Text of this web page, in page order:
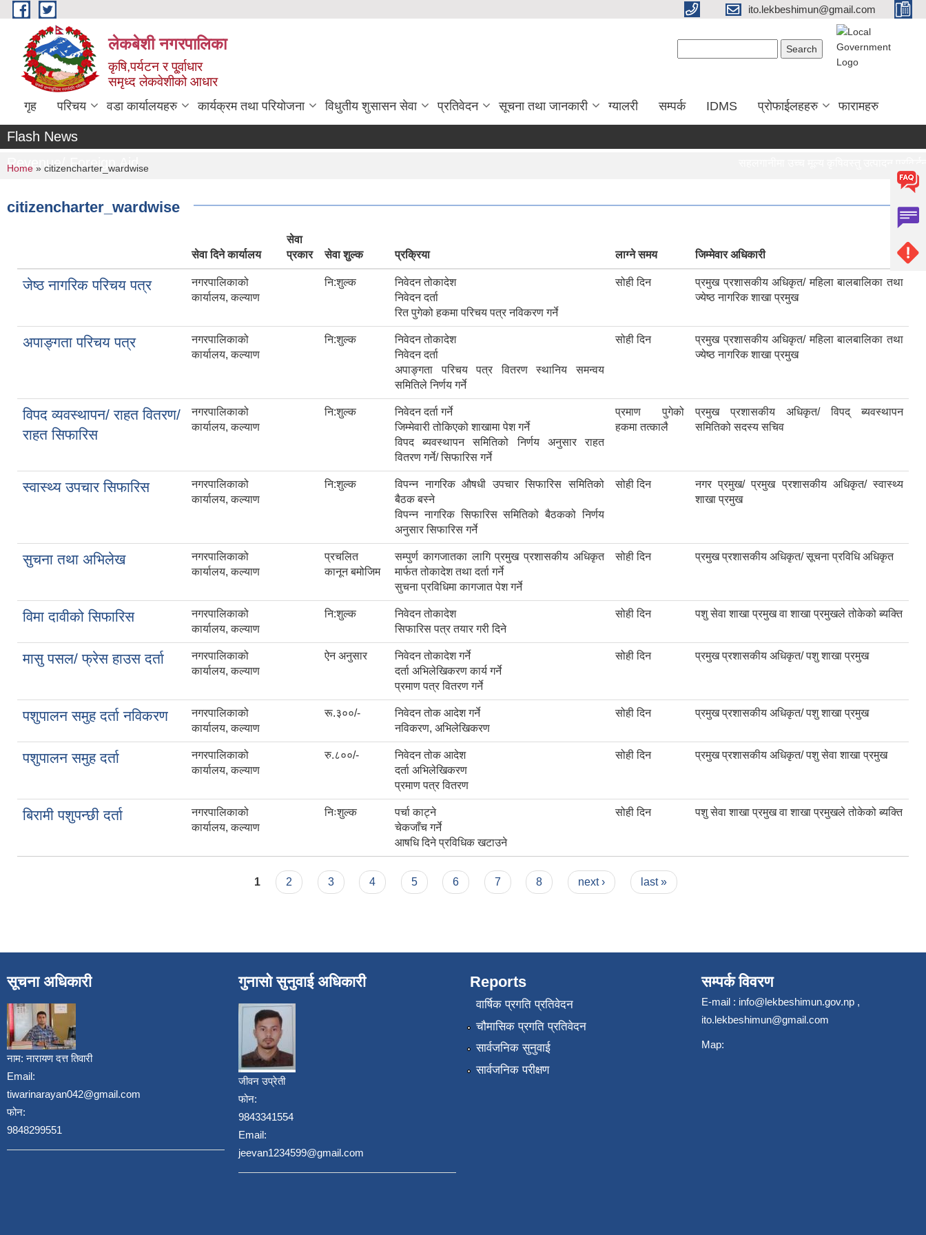
Skip to main content ito.lekbeshimun@gmail.com
लेकबेशी नगरपालिका
कृषि,पर्यटन र पू्र्वाधार
समृध्द लेकवेशीको आधार
गृह परिचय वडा कार्यालयहरु कार्यक्रम तथा परियोजना विधुतीय शुसासन सेवा प्रतिवेदन सूचना तथा जानकारी ग्यालरी सम्पर्क IDMS प्रोफाईलहहरु फारामहरु
Flash News
Revenue/ Foreign Aid
You are here
Home » citizencharter_wardwise
citizencharter_wardwise
सेवा दिने कार्यालय
सेवा
प्रकार
सेवा शुल्क प्रक्रिया लाग्ने समय जिम्मेवार अधिकारी
जेष्ठ नागरिक परिचय पत्र
नगरपालिकाको
कार्यालय, कल्याण
नि:शुल्क
निवेदन तोकादेश
निवेदन दर्ता
रित पुगेको हकमा परिचय पत्र नविकरण गर्ने
सोही दिन
प्रमुख प्रशासकीय अधिकृत/ महिला बालबालिका तथा
ज्येष्ठ नागरिक शाखा प्रमुख
अपाङ्गता परिचय पत्र
नगरपालिकाको
कार्यालय, कल्याण
नि:शुल्क
निवेदन तोकादेश
निवेदन दर्ता
अपाङ्गता परिचय पत्र वितरण स्थानिय समन्वय
समितिले निर्णय गर्ने
सोही दिन
प्रमुख प्रशासकीय अधिकृत/ महिला बालबालिका तथा
ज्येष्ठ नागरिक शाखा प्रमुख
विपद व्यवस्थापन/ राहत वितरण/
राहत सिफारिस
नगरपालिकाको
कार्यालय, कल्याण
नि:शुल्क
निवेदन दर्ता गर्ने
जिम्मेवारी तोकिएको शाखामा पेश गर्ने
विपद ब्यवस्थापन समितिको निर्णय अनुसार राहत
वितरण गर्ने/ सिफारिस गर्ने
प्रमाण पुगेको
हकमा तत्कालै
प्रमुख प्रशासकीय अधिकृत/ विपद् ब्यवस्थापन
समितिको सदस्य सचिव
स्वास्थ्य उपचार सिफारिस
नगरपालिकाको
कार्यालय, कल्याण
नि:शुल्क
विपन्न नागरिक ‍औषधी उपचार सिफारिस समितिको
बैठक बस्ने
विपन्न नागरिक सिफारिस समितिको बैठकको निर्णय
अनुसार सिफारिस गर्ने
सोही दिन
नगर प्रमुख/ प्रमुख प्रशासकीय अधिकृत/ स्वास्थ्य
शाखा प्रमुख
सुचना तथा अभिलेख
नगरपालिकाको
कार्यालय, कल्याण
प्रचलित
कानून बमोजिम
सम्पुर्ण कागजातका लागि प्रमुख प्रशासकीय अधिकृत
मार्फत तोकादेश तथा दर्ता गर्ने
सुचना प्रविधिमा कागजात पेश गर्ने
सोही दिन प्रमुख प्रशासकीय अधिकृत/ सूचना प्रविधि अधिकृत
विमा दावीको सिफारिस
नगरपालिकाको
कार्यालय, कल्याण
नि:शुल्क
निवेदन तोकादेश
सिफारिस पत्र तयार गरी दिने
सोही दिन पशु सेवा शाखा प्रमुख वा शाखा प्रमुखले तोकेको ब्यक्ति
मासु पसल/ फ्रेस हाउस दर्ता
नगरपालिकाको
कार्यालय, कल्याण
ऐन अनुसार
निवेदन तोकादेश गर्ने
दर्ता अभिलेखिकरण कार्य गर्ने
प्रमाण पत्र वितरण गर्ने
सोही दिन प्रमुख प्रशासकीय अधिकृत/ पशु शाखा प्रमुख
पशुपालन समुह दर्ता नविकरण
नगरपालिकाको
कार्यालय, कल्याण
रू.३००/-
निवेदन तोक आदेश गर्ने
नविकरण, अभिलेखिकरण
सोही दिन प्रमुख प्रशासकीय अधिकृत/ पशु शाखा प्रमुख
पशुपालन समुह दर्ता
नगरपालिकाको
कार्यालय, कल्याण
रु.८००/-
निवेदन तोक आदेश
दर्ता अभिलेखिकरण
प्रमाण पत्र वितरण
सोही दिन प्रमुख प्रशासकीय अधिकृत/ पशु सेवा शाखा प्रमुख
बिरामी पशुपन्छी दर्ता
नगरपालिकाको
कार्यालय, कल्याण
निःशुल्क
पर्चा काट्ने
चेकजाँच गर्ने
आषधि दिने प्रविधिक खटाउने
सोही दिन पशु सेवा शाखा प्रमुख वा शाखा प्रमुखले तोकेको ब्यक्ति
1 2 3 4 5 6 7 8 next › last »
सूचना अधिकारी
नाम:नारायण दत्त तिवारी
Email:
tiwarinarayan042@gmail.com
फोन:
9848299551
गुनासो सुनुवाई अधिकारी
जीवन उप्रेती
फोन:
9843341554
Email:
jeevan1234599@gmail.com
Reports
वार्षिक प्रगति प्रतिवेदन
चौमासिक प्रगति प्रतिवेदन
सार्वजनिक सुनुवाई
सार्वजनिक परीक्षण
सम्पर्क विवरण
E-mail : info@lekbeshimun.gov.np ,
ito.lekbeshimun@gmail.com
Map: